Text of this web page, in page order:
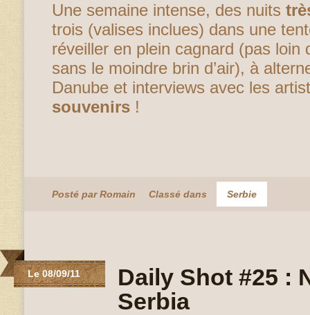
Une semaine intense, des nuits
trois (valises inclues) dans une
réveiller en plein cagnard (pas loin
sans le moindre brin d’air), à
Danube et interviews avec les
souvenirs !
Posté par Romain Classé dans Serbie
Le 08/09/11
Daily Shot #25 :
Serbia